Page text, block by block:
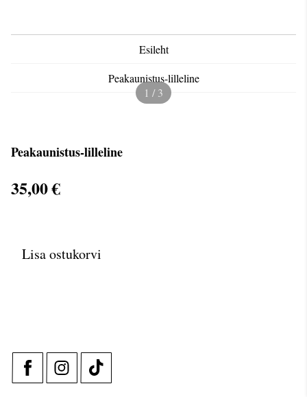
Esileht
Peakaunistus-lilleline
1 / 3
Peakaunistus-lilleline
35,00 €
Lisa ostukorvi